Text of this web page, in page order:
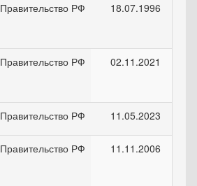
Правительство РФ 18.07.1996
Правительство РФ 02.11.2021
Правительство РФ 11.05.2023
Правительство РФ 11.11.2006